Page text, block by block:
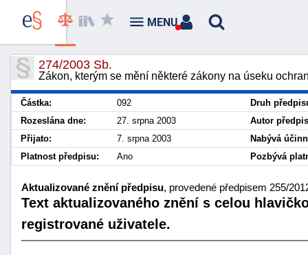
274/2003 Sb.
Zákon, kterým se mění některé zákony na úseku
Částka: 092
Druh
Rozeslána dne:
27. srpna 2003
Autor
Přijato:
7. srpna 2003
Nabývá
Platnost předpisu:
Ano Pozbývá
Aktualizované znění předpisu, provedené předpisem 255/
Text aktualizovaného znění s celou
registrované uživatele.
MENU